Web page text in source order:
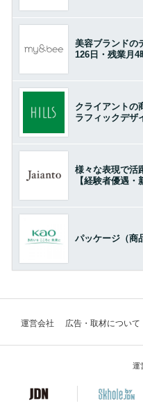
美容ブランドの
126日・残業月4
クライアントの
ラフィックデザ
様々な表現で活
【経験者優遇・
パッケージ（商
運営会社 広告・取材について
運